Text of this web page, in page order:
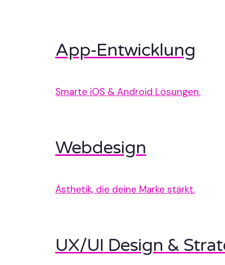
App-Entwicklung
Smarte iOS & Android Lösungen.
Webdesign
Ästhetik, die deine Marke stärkt.
UX/UI Design &